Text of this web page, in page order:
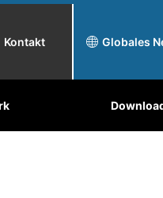
Kontakt Globales
Warum Toyo